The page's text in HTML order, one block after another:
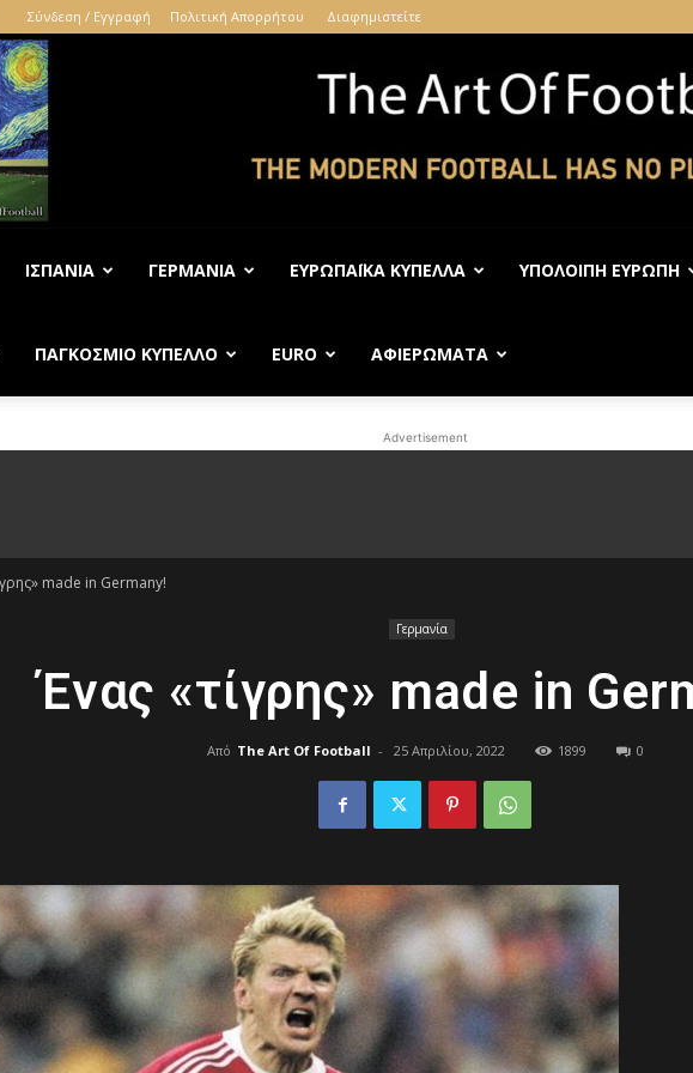
Σύνδεση / Εγγραφή Πολιτική Απορρήτου Διαφημιστείτε
of
ΙΣΠΑΝΊΑ ΓΕΡΜΑΝΊΑ ΕΥΡΩΠΑΪΚΆ ΚΎΠΕΛΛΑ ΥΠΌΛΟΙΠΗ ΕΥΡΏΠΗ
ΠΑΓΚΌΣΜΙΟ ΚΎΠΕΛΛΟ EURO ΑΦΙΕΡΏΜΑΤΑ
Advertisement
made in Germany!
Γερμανία
Ένας «τίγρης» made in
Από The Art Of Football - 25 Απριλίου, 2022 1899 0